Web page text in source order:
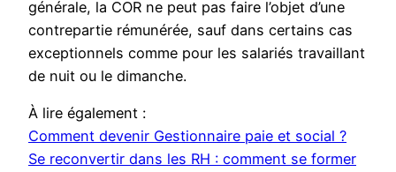
générale, la COR ne peut pas faire l’objet d’une
contrepartie rémunérée, sauf dans certains cas
exceptionnels comme pour les salariés travaillant
de nuit ou le dimanche.
À lire également :
Comment devenir Gestionnaire paie et social ?
Se reconvertir dans les RH : comment se former